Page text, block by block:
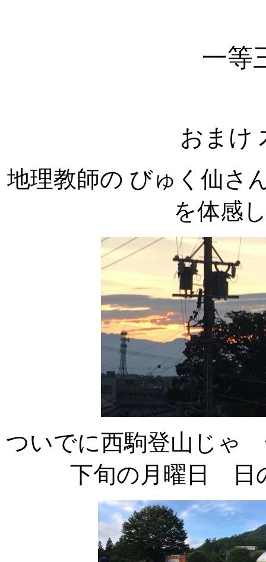
一等
おまけ
地理教師の びゅく仙さ
を体感
ついでに西駒登山じゃ
下旬の月曜日 日